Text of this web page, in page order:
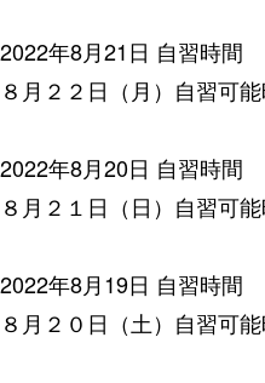
2022年8月21日 自習時間
８月２２日（月）自習可
2022年8月20日 自習時間
８月２１日（日）自習可
2022年8月19日 自習時間
８月２０日（土）自習可